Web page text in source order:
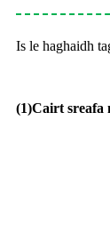
Is le haghaidh
(1)Cairt sreafa